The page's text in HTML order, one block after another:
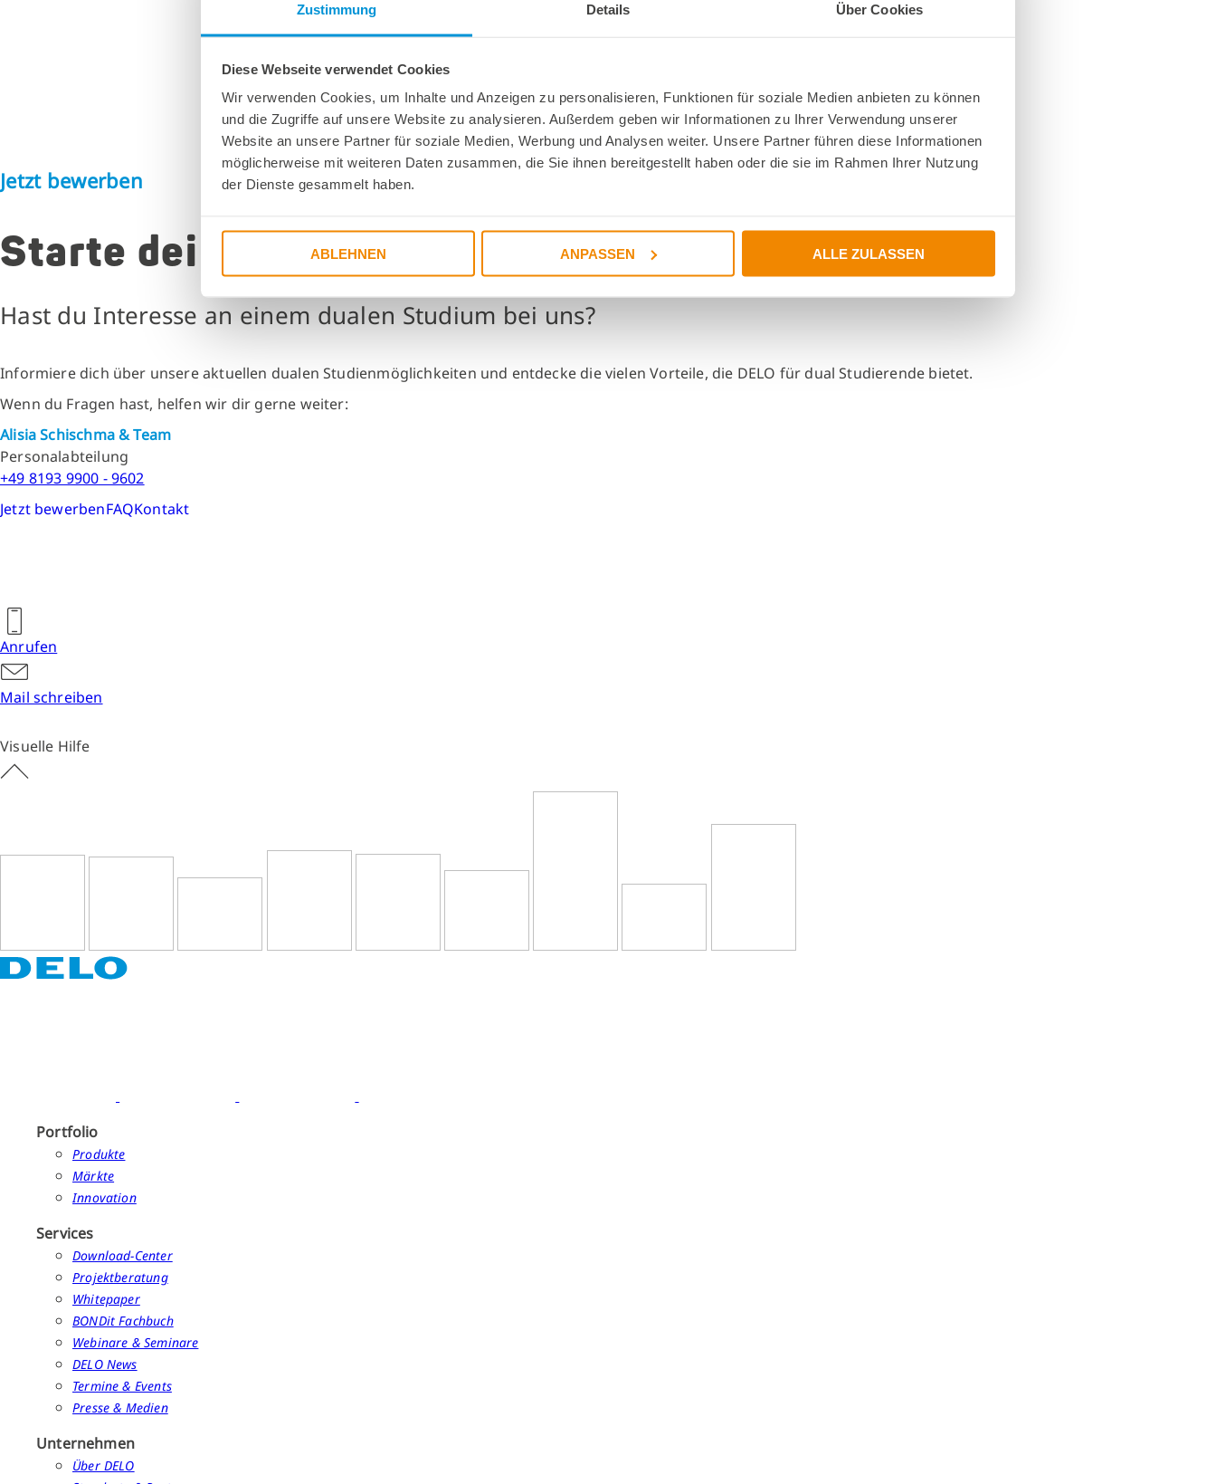
Zustimmung Details Über Cookies
Diese Webseite verwendet Cookies
Wir verwenden Cookies, um Inhalte und Anzeigen zu personalisieren, Funktionen für soziale Medien anbieten zu können
und die Zugriffe auf unsere Website zu analysieren. Außerdem geben wir Informationen zu Ihrer Verwendung unserer
Website an unsere Partner für soziale Medien, Werbung und Analysen weiter. Unsere Partner führen diese Informationen
möglicherweise mit weiteren Daten zusammen, die Sie ihnen bereitgestellt haben oder die sie im Rahmen Ihrer Nutzung
der Dienste gesammelt haben.
ABLEHNEN ANPASSEN ALLE ZULASSEN
Jetzt bewerben
Starte deine Zukunft bei DELO
Hast du Interesse an einem dualen Studium bei uns?
Informiere dich über unsere aktuellen dualen Studienmöglichkeiten und entdecke die vielen Vorteile, die DELO für dual Studierende bietet.
Wenn du Fragen hast, helfen wir dir gerne weiter:
Alisia Schischma & Team
Personalabteilung
+49 8193 9900 - 9602
Jetzt bewerbenFAQKontakt
Anrufen
Mail schreiben
Visuelle Hilfe
Portfolio
Produkte
Märkte
Innovation
Services
Download-Center
Projektberatung
Whitepaper
BONDit Fachbuch
Webinare & Seminare
DELO News
Termine & Events
Presse & Medien
Unternehmen
Über DELO